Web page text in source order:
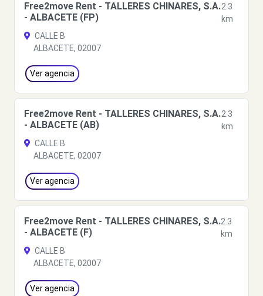
Free2move Rent - TALLERES CHINARES, S.A.
- ALBACETE (FP)
2.3
km
CALLE B
ALBACETE, 02007
Ver agencia
Free2move Rent - TALLERES CHINARES, S.A.
- ALBACETE (AB)
2.3
km
CALLE B
ALBACETE, 02007
Ver agencia
Free2move Rent - TALLERES CHINARES, S.A.
- ALBACETE (F)
2.3
km
CALLE B
ALBACETE, 02007
Ver agencia